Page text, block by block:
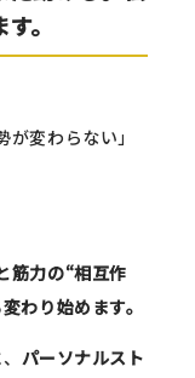
。
が変わらない」
筋力の“相互作
わり始めます。
パーソナルスト